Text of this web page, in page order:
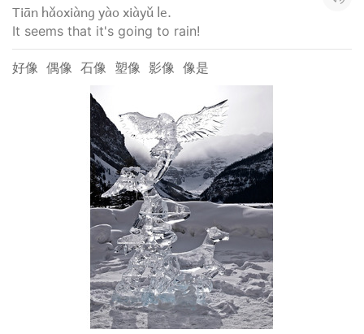
Tiān hǎoxiàng yào xiàyǔ le.
It seems that it's going to rain!
好像 偶像 石像 塑像 影像 像是